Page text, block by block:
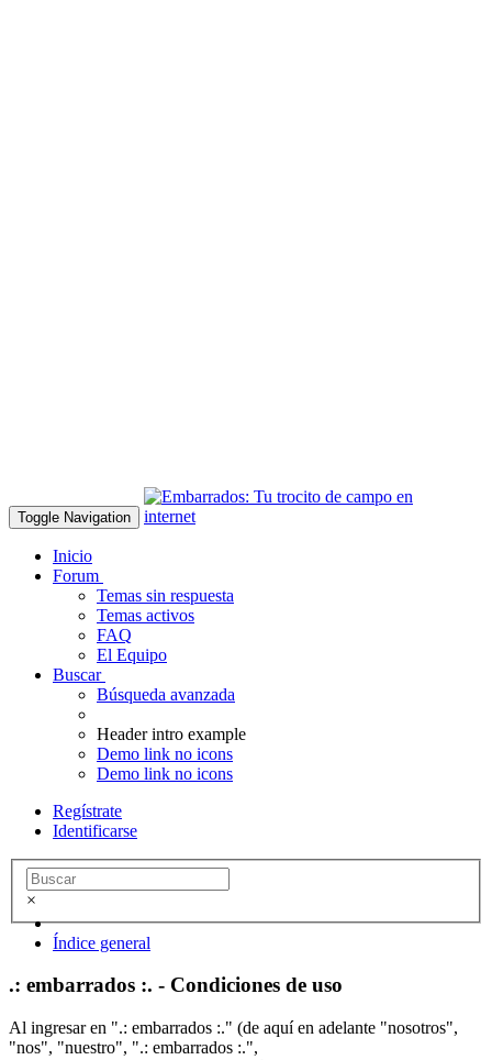
Toggle Navigation
Inicio
Forum
Temas sin respuesta
Temas activos
FAQ
El Equipo
Buscar
Búsqueda avanzada
Header intro example
Demo link no icons
Demo link no icons
Regístrate
Identificarse
×
Índice general
.: embarrados :. - Condiciones de uso
Al ingresar en ".: embarrados :." (de aquí en adelante "nosotros",
"nos", "nuestro", ".: embarrados :.",